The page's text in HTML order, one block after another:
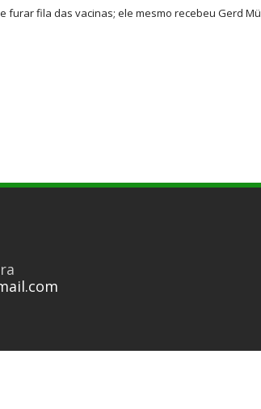
furar fila das vacinas; ele mesmo recebeu Gerd